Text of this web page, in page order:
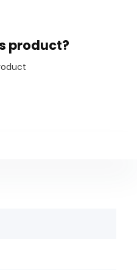
product?